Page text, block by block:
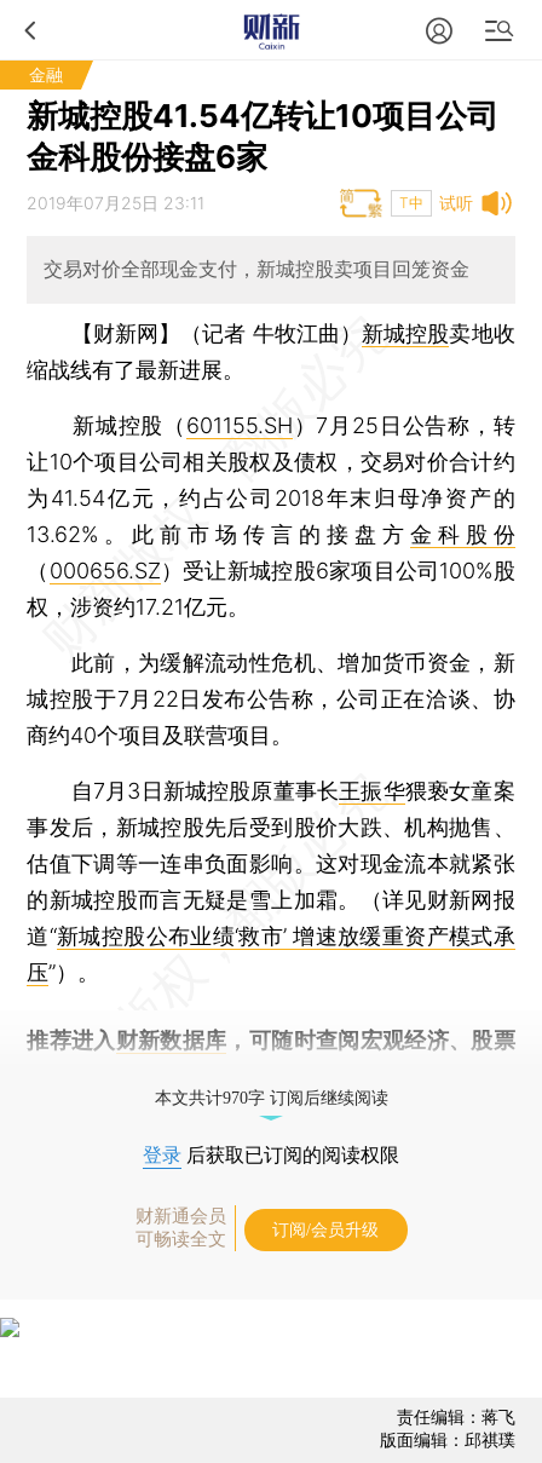
金融
新城控股41.54亿转让10项目公司
金科股份接盘6家
试听
2019年07月25日 23:11 T中
交易对价全部现金支付，新城控股卖项目回笼资金
【财新网】（记者 牛牧江曲） 新城控股卖地收
缩战线有了最新进展。
新城控股（ 601155.SH ）7月25日公告称，转
让10个项目公司相关股权及债权，交易对价合计约
为41.54亿元，约占公司2018年末归母净资产的
13.62%。此前市场传言的接盘方 金科股份
（ 000656.SZ）受让新城控股6家项目公司100%股
权，涉资约17.21亿元。
此前，为缓解流动性危机、增加货币资金，新
城控股于7月22日发布公告称，公司正在洽谈、协
商约40个项目及联营项目。
自7月3日新城控股原董事长王振华猥亵女童案
事发后，新城控股先后受到股价大跌、机构抛售、
估值下调等一连串负面影响。这对现金流本就紧张
的新城控股而言无疑是雪上加霜。（详见财新网报
道“新城控股公布业绩‘救市’ 增速放缓重资产模式承
压”）。
推荐进入 财新数据库 ，可随时查阅宏观经济、股票
本文共计970字 订阅后继续阅读
登录 后获取已订阅的阅读权限
财新通会员
可畅读全文
订阅/会员升级
责任编辑：蒋飞
版面编辑：邱祺璞